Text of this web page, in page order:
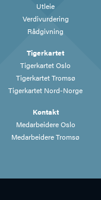
Utleie
Verdivurdering
Rådgivning
Tigerkartet
Tigerkartet Oslo
Tigerkartet Tromsø
Tigerkartet Nord-Norge
Kontakt
Medarbeidere Oslo
Medarbeidere Tromsø